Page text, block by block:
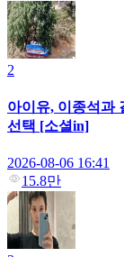
2
아이유, 이종석과
선택 [소셜in]
2026-08-06 16:41
15.8만